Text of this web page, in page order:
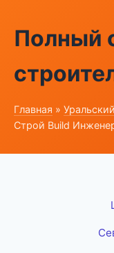
Полный
Главная »
Строй Build